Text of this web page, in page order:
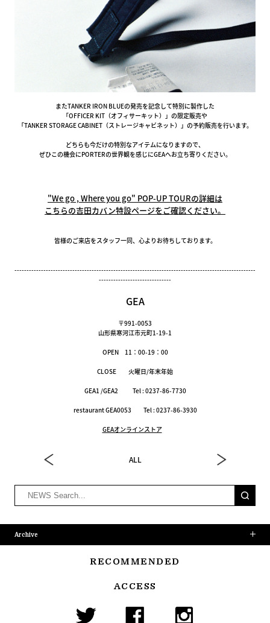
またTANKER IRON BLUEの発売を記念して特別に製作した
「OFFICER KIT（オフィサーキット）」の限定販売や
「TANKER STORAGE CABINET（ストレージキャビネット）」の予約販売を行います。
どちらも今だけの特別なアイテムになりますので、
ぜひこの機会にPORTERの世界観を感じにGEAへお立ち寄りください。
"We go , Where you go" POP-UP TOURの詳細は
こちらの吉田カバン特設ページをご確認ください。
皆様のご来店をスタッフ一同、心よりお待ちしております。
----------------------------------------------------------------------------------------------------
------------------------------
GEA
〒991-0053
山形県寒河江市元町1-19-1
OPEN 11：00-19：00
CLOSE 火曜日/年末年始
GEA1 /GEA2 Tel : 0237-86-7730
restaurant GEA0053 Tel : 0237-86-3930
GEAオンラインストア
ALL
Archive
RECOMMENDED
ACCESS